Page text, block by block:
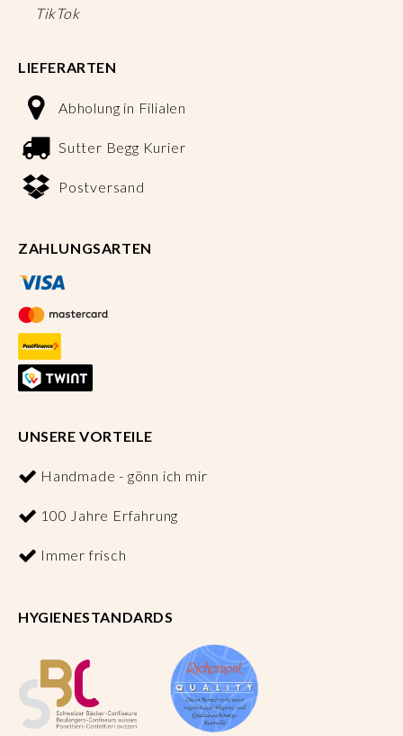
TikTok
LIEFERARTEN
Abholung in Filialen
Sutter Begg Kurier
Postversand
ZAHLUNGSARTEN
UNSERE VORTEILE
Handmade - gönn ich mir
100 Jahre Erfahrung
Immer frisch
HYGIENESTANDARDS